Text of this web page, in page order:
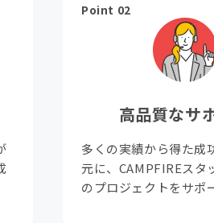
Point 02
高品質なサ
多くの実績から得た成
元に、CAMPFIREスタ
のプロジェクトをサポ